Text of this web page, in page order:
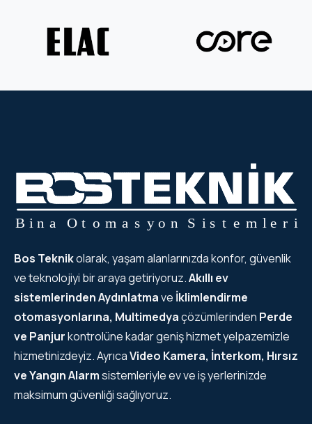
Bos Teknikolarak, yaşam alanlarınızda konfor, güvenlik
ve teknolojiyi bir araya getiriyoruz.Akıllı ev
sistemlerindenAydınlatmave İklimlendirme
otomasyonlarına, Multimedyaçözümlerinden Perde
ve Panjurkontrolüne kadar geniş hizmet yelpazemizle
hizmetinizdeyiz. AyrıcaVideo Kamera, İnterkom, Hırsız
ve Yangın Alarmsistemleriyle ev ve iş yerlerinizde
maksimum güvenliği sağlıyoruz.